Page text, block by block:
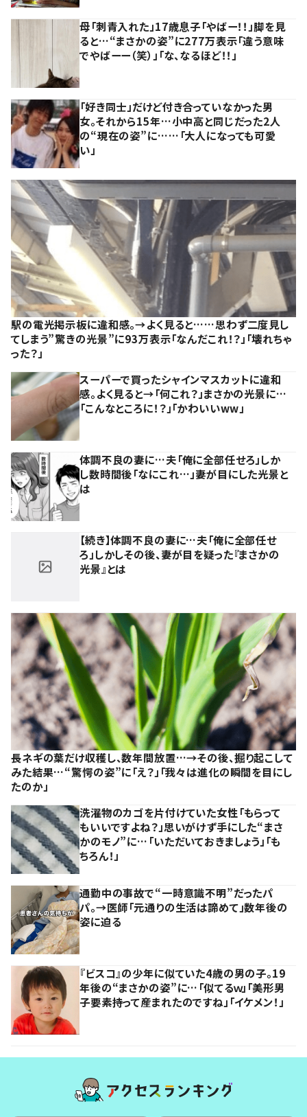
母「刺青入れた」17歳息子「やばー！！」脚を見
ると…“まさかの姿”に277万表示「違う意味
でやばーー（笑）」「な、なるほど！！」
「好き同士」だけど付き合っていなかった男
女。それから15年…小中高と同じだった2人
の“現在の姿”に……「大人になっても可愛
い」
駅の電光掲示板に違和感。→よく見ると……思わず二度見し
てしまう”驚きの光景”に93万表示「なんだこれ！？」「壊れちゃ
った？」
スーパーで買ったシャインマスカットに違和
感。よく見ると→「何これ？」まさかの光景に…
「こんなところに！？」「かわいいww」
体調不良の妻に…夫「俺に全部任せろ」しか
し数時間後「なにこれ…」妻が目にした光景と
は
【続き】体調不良の妻に…夫「俺に全部任せ
ろ」しかしその後、妻が目を疑った『まさかの
光景』とは
長ネギの葉だけ収穫し、数年間放置…→その後、掘り起こして
みた結果…“驚愕の姿”に「え？」「我々は進化の瞬間を目にし
たのか」
洗濯物のカゴを片付けていた女性「もらって
もいいですよね？」思いがけず手にした“まさ
かのモノ”に…「いただいておきましょう」「も
ちろん！」
通勤中の事故で“一時意識不明”だったパ
パ。→医師「元通りの生活は諦めて」数年後の
姿に迫る
『ビスコ』の少年に似ていた4歳の男の子。19
年後の“まさかの姿”に…「似てるｗ」「美形男
子要素持って産まれたのですね」「イケメン！」